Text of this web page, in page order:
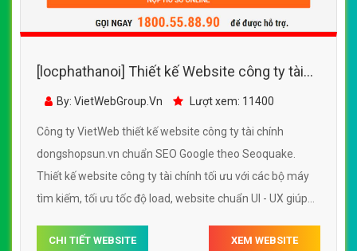
[locphathanoi] Thiết kế Website công ty tài
chính - dongshopsun.vn - VietWebGroup.Vn
By: VietWebGroup.Vn Lượt xem: 11400
Công ty VietWeb thiết kế website công ty tài chính
dongshopsun.vn chuẩn SEO Google theo Seoquake.
Thiết kế website công ty tài chính tối ưu với các bộ máy
tìm kiếm, tối ưu tốc độ load, website chuẩn UI - UX giúp
chính dongshopsun.vn
CHI TIẾT WEBSITE XEM WEBSITE